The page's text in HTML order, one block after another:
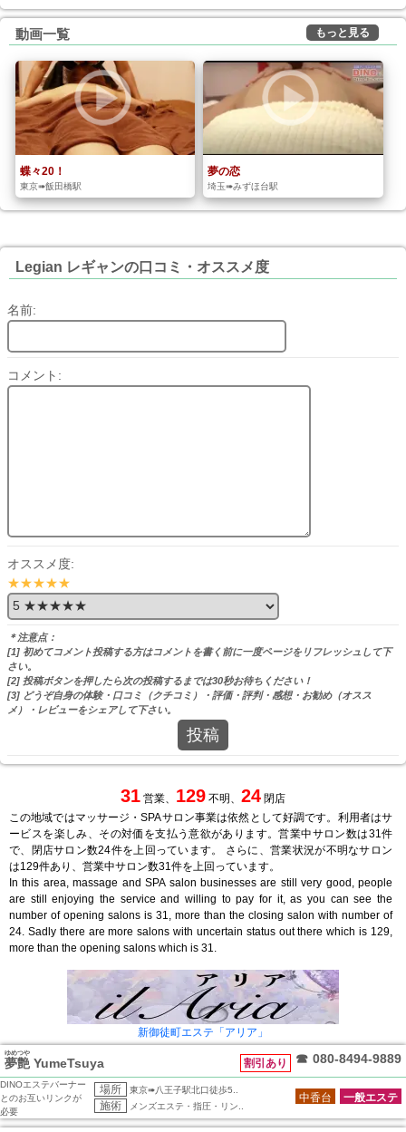
動画一覧 もっと見る
蝶々20！
東京➠飯田橋駅
夢の恋
埼玉➠みずほ台駅
Legian レギャンの口コミ・オススメ度
名前:
コメント:
オススメ度:
★★★★★
＊注意点：
[1] 初めてコメント投稿する方はコメントを書く前に一度ページをリフレッシュして下
さい。
[2] 投稿ボタンを押したら次の投稿するまでは30秒お待ちください！
[3] どうぞ自身の体験・口コミ（クチコミ）・評価・評判・感想・お勧め（オスス
メ）・レビューをシェアして下さい。
投稿
31 営業、 129 不明、 24 閉店
この地域ではマッサージ・SPAサロン事業は依然として好調です。利用者はサ
ービスを楽しみ、その対価を支払う意欲があります。営業中サロン数は31件
で、閉店サロン数24件を上回っています。 さらに、営業状況が不明なサロン
は129件あり、営業中サロン数31件を上回っています。
In this area, massage and SPA salon businesses are still very good, people
are still enjoying the service and willing to pay for it, as you can see the
number of opening salons is 31, more than the closing salon with number of
24. Sadly there are more salons with uncertain status out there which is 129,
more than the opening salons which is 31.
新御徒町エステ「アリア」
夢艶
ゆめつや
YumeTsuya ☎ 080-8494-9889
割引あり
DINOエステバーナー
とのお互いリンクが
必要
場所 東京➠八王子駅北口徒歩5..
施術 メンズエステ・指圧・リン..
一般エステ
中香台